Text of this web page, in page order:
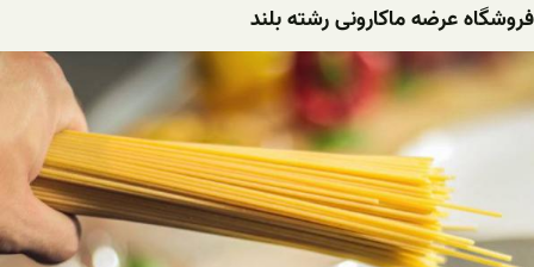
فروشگاه عرضه ماکارونی رشته بلند